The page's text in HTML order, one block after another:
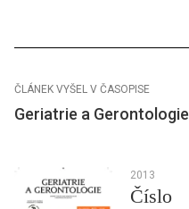
ČLÁNEK VYŠEL V ČASOPISE
Geriatrie a Gerontologie
2013
Číslo